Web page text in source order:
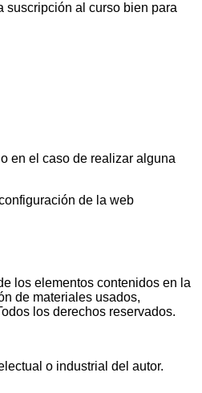
suscripción al curso bien para
en el caso de realizar alguna
de la web
los elementos contenidos en la
de materiales usados,
los derechos reservados.
o industrial del autor.